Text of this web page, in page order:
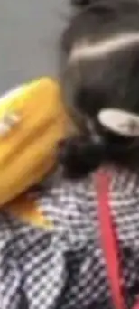
l
W
Pri
Iso
动
能
指
诉
，
P
让
频